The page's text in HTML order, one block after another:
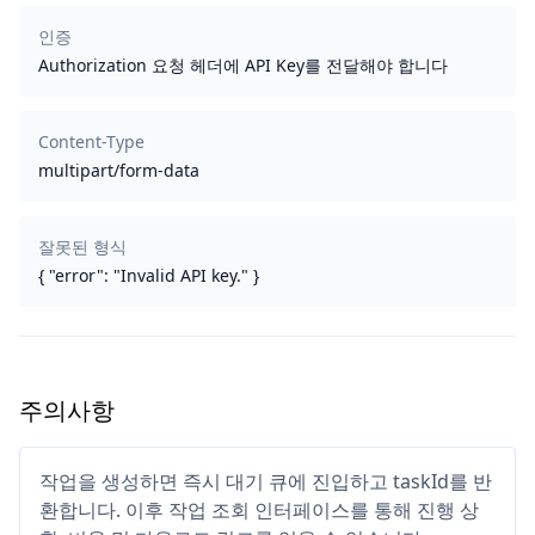
인증
Authorization 요청 헤더에 API Key를 전달해야 합니다
Content-Type
multipart/form-data
잘못된 형식
{ "error": "Invalid API key." }
주의사항
작업을 생성하면 즉시 대기 큐에 진입하고 taskId를 반
환합니다. 이후 작업 조회 인터페이스를 통해 진행 상